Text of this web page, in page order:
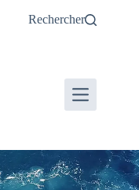
Rechercher